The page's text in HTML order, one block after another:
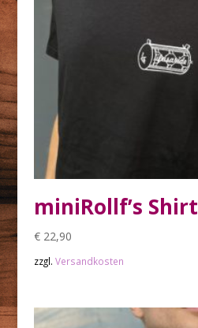
miniRollf’s Shirt
€22,90
zzgl. Versandkosten